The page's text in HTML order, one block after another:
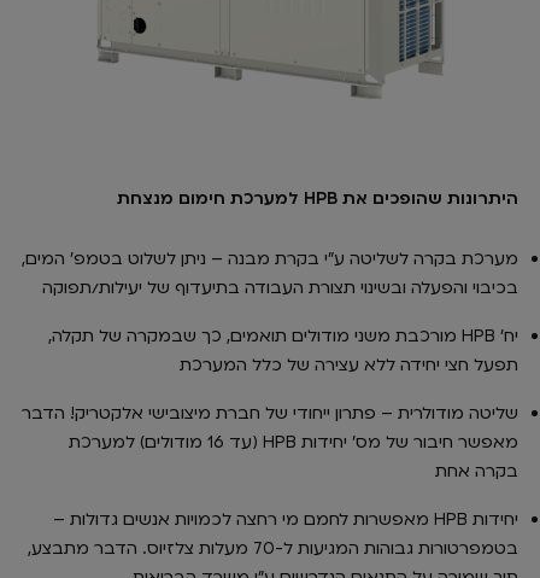
היתרונות שהופכים את HPB למערכת חימום מנצחת
מערכת בקרה לשליטה ע"י בקרת מבנה – ניתן לשלוט בטמפ' המים,
בכיבוי והפעלה ובשינוי תצורת העבודה בתיעדוף של יעילות/תפוקה
יח' HPB מורכבת משני מודולים תואמים, כך שבמקרה של תקלה,
תפעל חצי יחידה ללא עצירה של כלל המערכת
שליטה מודולרית – פתרון ייחודי של חברת מיצובישי אלקטריק! הדבר
מאפשר חיבור של מס' יחידות HPB (עד 16 מודולים) למערכת
בקרה אחת
יחידות HPB מאפשרות לחמם מי רחצה לכמויות אנשים גדולות –
בטמפרטורות גבוהות המגיעות ל-70 מעלות צלזיוס. הדבר מתבצע,